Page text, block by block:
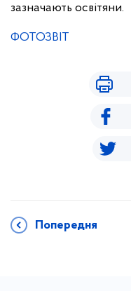
зазначають освітяни.
ФОТОЗВІТ
Попередня